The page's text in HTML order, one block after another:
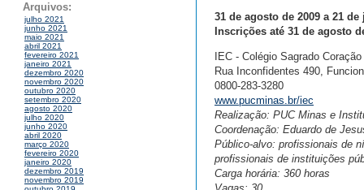
Arquivos:
julho 2021
junho 2021
maio 2021
abril 2021
fevereiro 2021
janeiro 2021
dezembro 2020
novembro 2020
outubro 2020
setembro 2020
agosto 2020
julho 2020
junho 2020
abril 2020
março 2020
fevereiro 2020
janeiro 2020
dezembro 2019
novembro 2019
31 de agosto de 2009 a 21
Inscrições até 31 de agosto
IEC - Colégio Sagrado
Rua Inconfidentes 490,
0800-283-3280
www.pucminas.br/iec
Realização: PUC Minas e
Coordenação: Eduardo de
Público-alvo: profissionais de
profissionais de instituições
Carga horária: 360 horas